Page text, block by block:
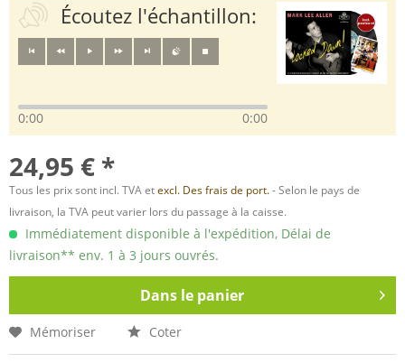
Écoutez l'échantillon:
0:00 0:00
24,95 € *
Tous les prix sont incl. TVA etexcl. Des frais de port.- Selon le pays de
livraison, la TVA peut varier lors du passage à la caisse.
Immédiatement disponible à l'expédition, Délai de
livraison** env. 1 à 3 jours ouvrés.
Dans le panier
Mémoriser Coter